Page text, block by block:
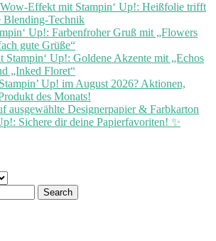
Effekt mit Stampin‘ Up!: Heißfolie trifft
Blending-Technik
Up!: Farbenfroher Gruß mit „Flowers
gute Grüße“
Stampin‘ Up!: Goldene Akzente mit „Echos
„Inked Floret“
Up! im August 2026? Aktionen,
des Monats!
ausgewählte Designerpapier & Farbkarton
Sichere dir deine Papierfavoriten! ✨